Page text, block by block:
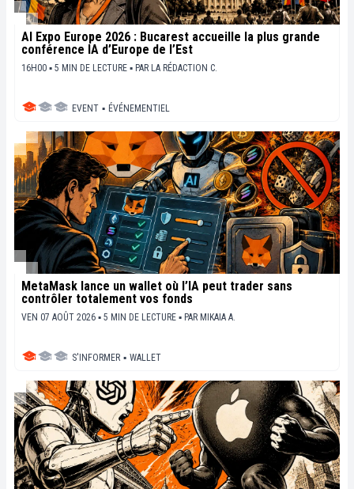
AI Expo Europe 2026 : Bucarest accueille la plus grande
conférence IA d’Europe de l’Est
16H00 ▪ 5 MIN DE LECTURE ▪ PAR LA RÉDACTION C.
EVENT ▪ ÉVÉNEMENTIEL
MetaMask lance un wallet où l’IA peut trader sans
contrôler totalement vos fonds
VEN 07 AOÛT 2026 ▪ 5 MIN DE LECTURE ▪ PAR MIKAIA A.
S'INFORMER ▪ WALLET